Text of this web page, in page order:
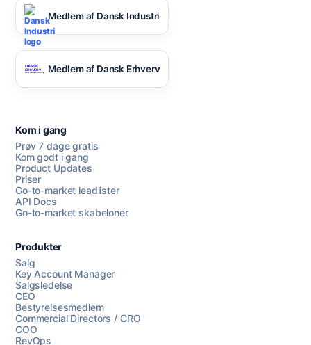
Medlem af Dansk Industri
Medlem af Dansk Erhverv
Kom i gang
Prøv 7 dage gratis
Kom godt i gang
Product Updates
Priser
Go-to-market leadlister
API Docs
Go-to-market skabeloner
Produkter
Salg
Key Account Manager
Salgsledelse
CEO
Bestyrelsesmedlem
Commercial Directors / CRO
COO
RevOps